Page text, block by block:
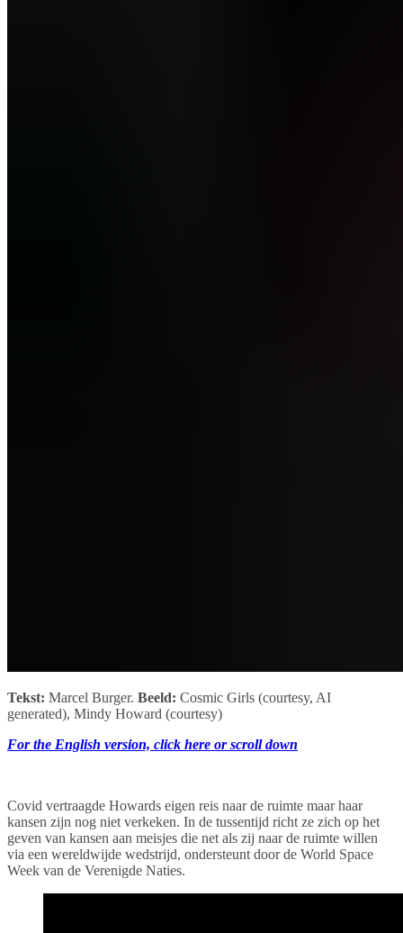
Tekst: Marcel Burger. Beeld: Cosmic Girls (courtesy, AI
generated), Mindy Howard (courtesy)
For the English version, click here or scroll down
Covid vertraagde Howards eigen reis naar de ruimte maar haar
kansen zijn nog niet verkeken. In de tussentijd richt ze zich op het
geven van kansen aan meisjes die net als zij naar de ruimte willen
via een wereldwijde wedstrijd, ondersteunt door de World Space
Week van de Verenigde Naties.